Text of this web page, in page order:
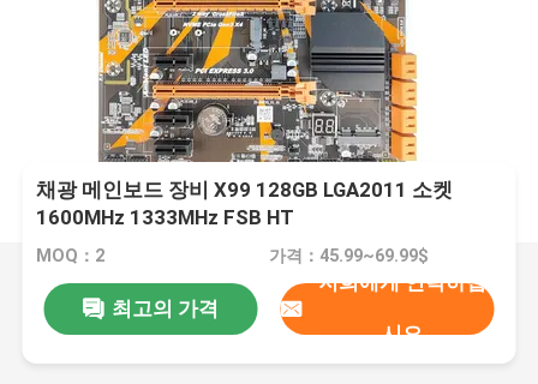
채광 메인보드 장비 X99 128GB LGA2011 소켓
1600MHz 1333MHz FSB HT
MOQ：2 가격：45.99~69.99$
최고의 가격
저희에게 연락하십
시오